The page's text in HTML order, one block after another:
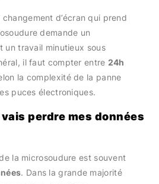
d’écran qui prend
demande un
un travail minutieux sous
il faut compter entre 24h
la complexité de la panne
puces électroniques.
perdre mes données
la microsoudure est souvent
. Dans la grande majorité